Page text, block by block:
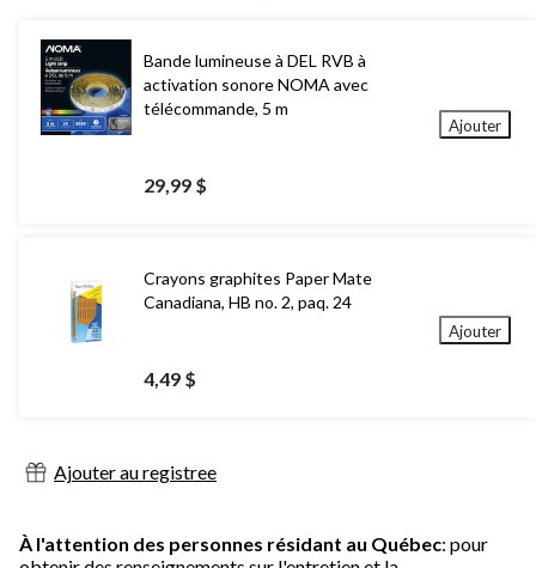
Bande lumineuse à DEL RVB à
activation sonore NOMA avec
télécommande, 5 m
29,99 $
Ajouter
Crayons graphites Paper Mate
Canadiana, HB no. 2, paq. 24
4,49 $
Ajouter
Ajouter au registree
À l'attention des personnes résidant au Québec: pour